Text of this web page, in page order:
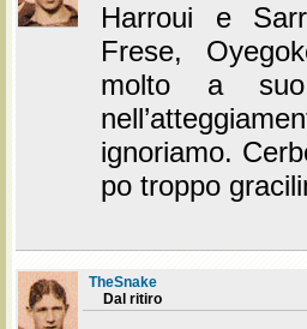
Harroui e
Frese,
molto a
ignoriamo.
po troppo
TheSnake
Dal ritiro